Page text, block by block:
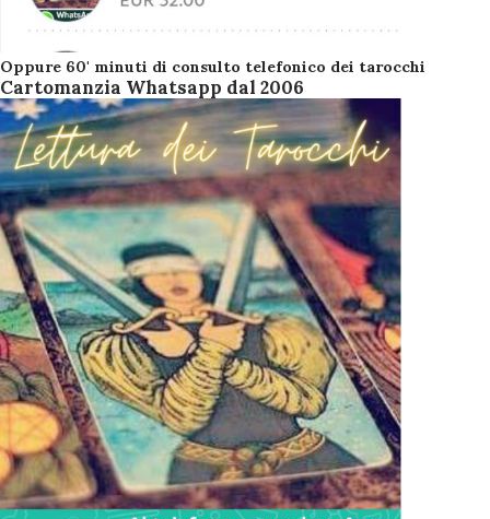
Oppure 60' minuti di consulto telefonico dei tarocchi
Cartomanzia Whatsapp dal 2006